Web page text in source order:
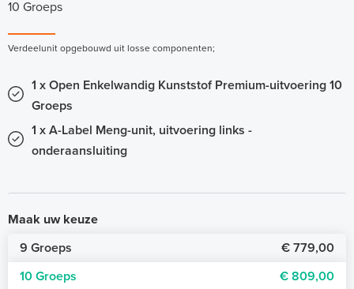
10 Groeps
Verdeelunit opgebouwd uit losse componenten;
1 x Open Enkelwandig Kunststof Premium-uitvoering 10
Groeps
1 x A-Label Meng-unit, uitvoering links -
onderaansluiting
Maak uw keuze
9 Groeps
€ 779,00
10 Groeps
€ 809,00